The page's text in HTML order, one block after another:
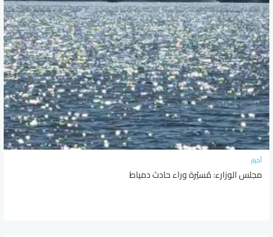
أخبار
مجلس الوزارء: مُسيّرة وراء حادث دمياط